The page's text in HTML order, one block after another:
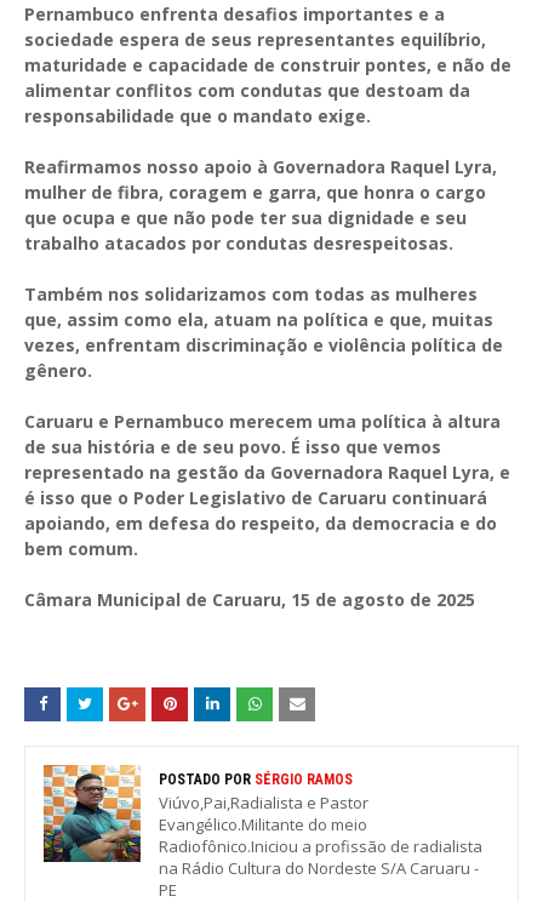
Pernambuco enfrenta desafios importantes e a
sociedade espera de seus representantes equilíbrio,
maturidade e capacidade de construir pontes, e não de
alimentar conflitos com condutas que destoam da
responsabilidade que o mandato exige.
Reafirmamos nosso apoio à Governadora Raquel Lyra,
mulher de fibra, coragem e garra, que honra o cargo
que ocupa e que não pode ter sua dignidade e seu
trabalho atacados por condutas desrespeitosas.
Também nos solidarizamos com todas as mulheres
que, assim como ela, atuam na política e que, muitas
vezes, enfrentam discriminação e violência política de
gênero.
Caruaru e Pernambuco merecem uma política à altura
de sua história e de seu povo. É isso que vemos
representado na gestão da Governadora Raquel Lyra, e
é isso que o Poder Legislativo de Caruaru continuará
apoiando, em defesa do respeito, da democracia e do
bem comum.
Câmara Municipal de Caruaru, 15 de agosto de 2025
POSTADO POR SÉRGIO RAMOS
Viúvo,Pai,Radialista e Pastor
Evangélico.Militante do meio
Radiofônico.Iniciou a profissão de radialista
na Rádio Cultura do Nordeste S/A Caruaru -
PE